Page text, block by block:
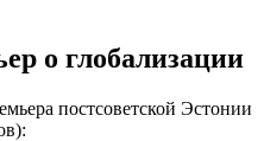
о глобализации
постсоветской Эстонии